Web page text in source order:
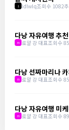
1 ldlwlq조회수 1082
다낭 자유여행 추
완벽 가이드
m 로얄 강 대표 조회수
다낭 선짜마리나
핫플
m 로얄 강 대표 조회수
다낭 자유여행 미
m 로얄 강 대표 조회수